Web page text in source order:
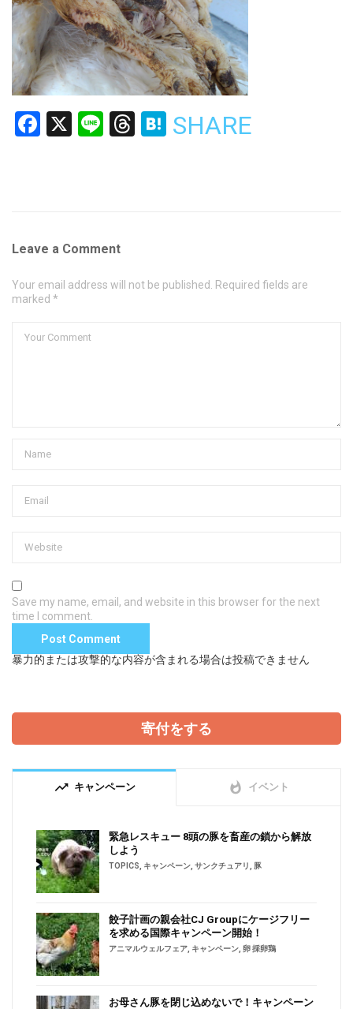
Facebook
X LineThreads
Hatena
SHARE
Leave a Comment
Your email address will not be published. Required fields are
marked *
Save my name, email, and website in this browser for the next
time I comment.
暴力的または攻撃的な内容が含まれる場合は投稿できません
寄付をする
trending_up キャンペーン whatshot イベント
緊急レスキュー 8頭の豚を畜産の鎖から解放
しよう
TOPICS キャンペーン サンクチュアリ 豚
餃子計画の親会社CJ Groupにケージフリー
を求める国際キャンペーン開始！
アニマルウェルフェア キャンペーン 卵 採卵鶏
お母さん豚を閉じ込めないで！キャンペーン